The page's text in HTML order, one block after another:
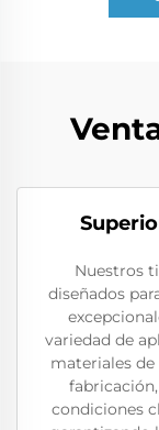
Nuestros
diseñados
variedad de
materiales de
condiciones